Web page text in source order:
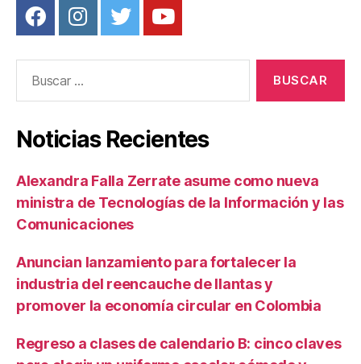
Noticias Recientes
Alexandra Falla Zerrate asume como nueva
ministra de Tecnologías de la Información y las
Comunicaciones
Anuncian lanzamiento para fortalecer la
industria del reencauche de llantas y
promover la economía circular en Colombia
Regreso a clases de calendario B: cinco claves